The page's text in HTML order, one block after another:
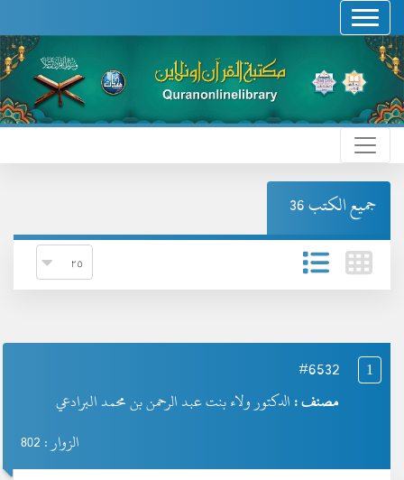
جميع الكتب 36
1
#6532
مصنف : الدكتور ولاء بنت عبد الرحمن بن محمد البرادعي
الزوار : 802